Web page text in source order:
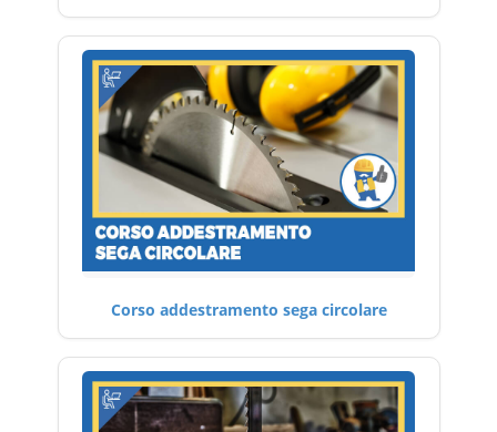
Corso addestramento sega circolare